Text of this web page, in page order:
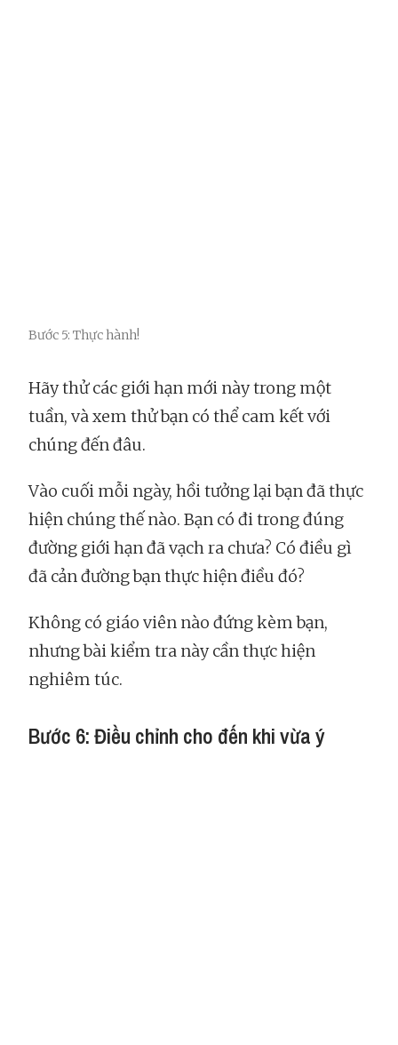
Bước 5: Thực hành!
Hãy thử các giới hạn mới này trong một
tuần, và xem thử bạn có thể cam kết với
chúng đến đâu.
Vào cuối mỗi ngày, hồi tưởng lại bạn đã thực
hiện chúng thế nào. Bạn có đi trong đúng
đường giới hạn đã vạch ra chưa? Có điều gì
đã cản đường bạn thực hiện điều đó?
Không có giáo viên nào đứng kèm bạn,
nhưng bài kiểm tra này cần thực hiện
nghiêm túc.
Bước 6: Điều chỉnh cho đến khi vừa ý